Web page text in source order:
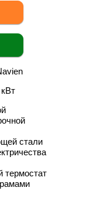
стали
термостат